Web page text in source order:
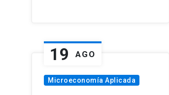
19 AGO
Microeconomía Aplicada